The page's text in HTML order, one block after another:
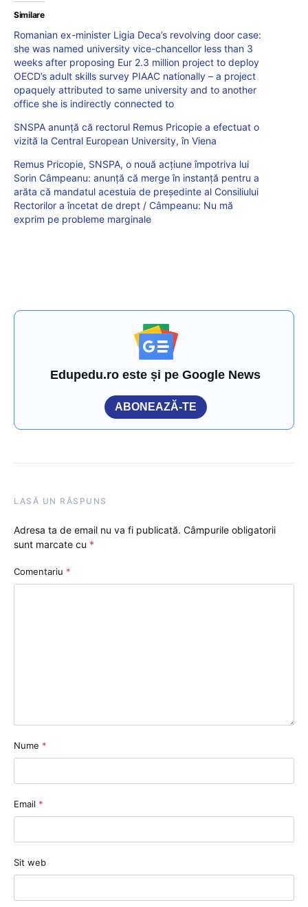
Similare
Romanian ex-minister Ligia Deca’s revolving door case:
she was named university vice-chancellor less than 3
weeks after proposing Eur 2.3 million project to deploy
OECD’s adult skills survey PIAAC nationally – a project
opaquely attributed to same university and to another
office she is indirectly connected to
SNSPA anunță că rectorul Remus Pricopie a efectuat o
vizită la Central European University, în Viena
Remus Pricopie, SNSPA, o nouă acțiune împotriva lui
Sorin Câmpeanu: anunță că merge în instanță pentru a
arăta că mandatul acestuia de președinte al Consiliului
Rectorilor a încetat de drept / Câmpeanu: Nu mă
exprim pe probleme marginale
Edupedu.ro este și pe Google News
ABONEAZĂ-TE
LASĂ UN RĂSPUNS
Adresa ta de email nu va fi publicată. Câmpurile obligatorii
sunt marcate cu *
Comentariu *
Nume *
Email *
Sit web